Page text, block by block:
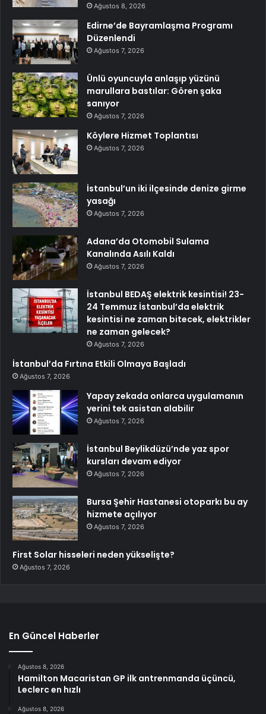
Ağustos 8, 2026
Edirne’de Bayramlaşma Programı
Düzenlendi
Ağustos 7, 2026
Ünlü oyuncuyla anlaşıp yüzünü
marullara bastılar: Gören şaka
sanıyor
Ağustos 7, 2026
Köylere Hizmet Toplantısı
Ağustos 7, 2026
İstanbul’un iki ilçesinde denize girme
yasağı
Ağustos 7, 2026
Adana’da Otomobil Sulama
Kanalında Asılı Kaldı
Ağustos 7, 2026
İstanbul BEDAŞ elektrik kesintisi! 23-
24 Temmuz İstanbul’da elektrik
kesintisi ne zaman bitecek, elektrikler
ne zaman gelecek?
Ağustos 7, 2026
İstanbul’da Fırtına Etkili Olmaya Başladı
Ağustos 7, 2026
Yapay zekada onlarca uygulamanın
yerini tek asistan alabilir
Ağustos 7, 2026
İstanbul Beylikdüzü’nde yaz spor
kursları devam ediyor
Ağustos 7, 2026
Bursa Şehir Hastanesi otoparkı bu ay
hizmete açılıyor
Ağustos 7, 2026
First Solar hisseleri neden yükselişte?
Ağustos 7, 2026
En Güncel Haberler
Ağustos 8, 2026
Hamilton Macaristan GP ilk antrenmanda üçüncü,
Leclerc en hızlı
Ağustos 8, 2026